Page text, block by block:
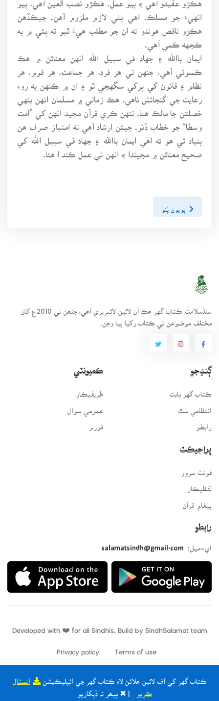
ڪتاب گهر کي آف لائين ھلائڻ لاءِ ڪتاب گهر جي ائپليڪيشن انسٽال
| ✖ ٻيھر نہ ڏيکاريو
انهيءَ جو مسلڪ. اهي ٻئي لازم ملزوم آهن. جيڪڏهن
هڪڙو ناقص هوندو ته ان جو مطلب هيءُ ٿيو ته ٻئي ۾ به
ڪجهه ڪمي آهي.
ايمان باالله ۽ جهاد في سبيل الله انهن معنائن ۾ هڪ
ڪسوٽي آهي، جنهن تي هر فرد، هر جماعت، هر قوم، هر
نظام ۽ قانون کي پرکي سگهجي ٿو ۽ ان ۾ ڪنهن به روءِ
رعايت جي گنجائش ناهي. هڪ زماني ۾ مسلمان انهن ٻنهي
خصلتن جا مالڪ هئا. تنهن ڪري قرآن مجيد انهن کي ”امت
وسطا“ جو خطاب ڏنو. جيئن ارشاد آهي ته امتياز صرف هن
بنياد تي هو ته اهي ايمان باالله ۽ جهاد في سبيل الله کي
صحيح معنائن ۾ مڃيندا ۽ انهن تي عمل ڪند ا هئا.
پويون پَنو
سنڌسلامت ڪتاب گهر ھڪ آن لائين لائبريري آھي، جنھن تي 2010ع کان
مختلف موضوعن تي ڪتاب رکيا پيا وڃن.
ڳنڍجو
ڪتاب گهر بابت
انتظامي سَٿ
رابطو
ڪميونٽي
طريقيڪار
عمومي سوال
فورم
پراجيڪٽ
لفظيڪار
پيغامِ قرآن
رابطو
اي-ميل:
salamatsindh@gmail.com
Developed with ❤️ for all Sindhis. Build by
Terms of use